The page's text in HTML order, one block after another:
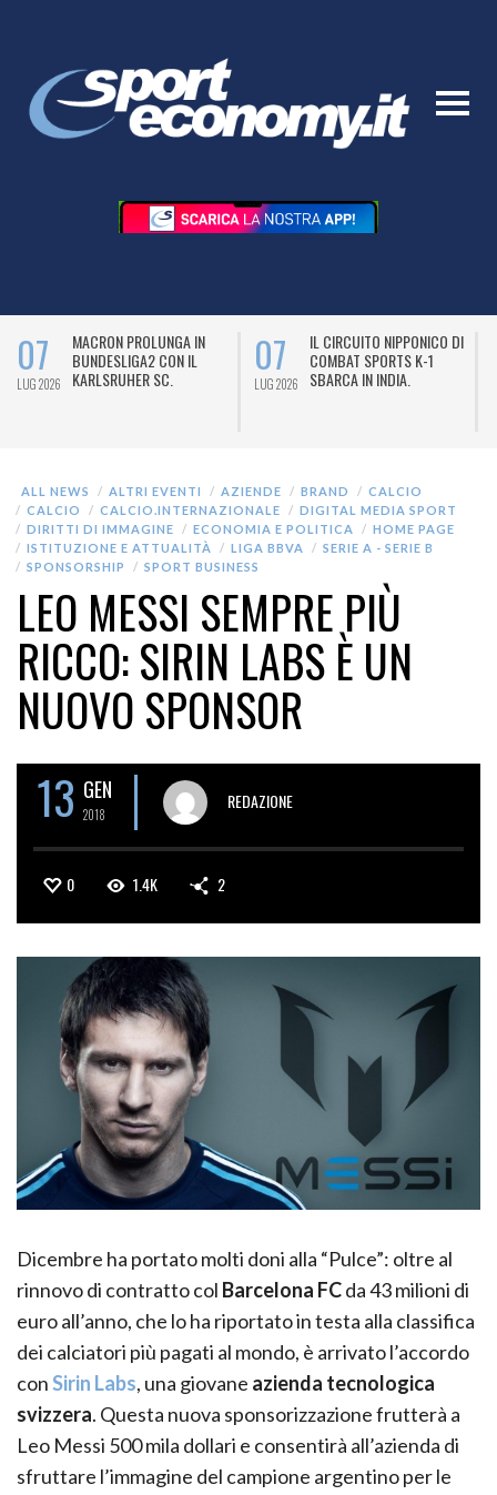
07
LUG 2026
MACRON PROLUNGA IN
BUNDESLIGA2 CON IL
KARLSRUHER SC.
07
LUG 2026
IL CIRCUITO NIPPONICO DI
COMBAT SPORTS K-1
SBARCA IN INDIA.
ALL NEWS ALTRI EVENTI AZIENDE BRAND
CALCIO
CALCIO
CALCIO.INTERNAZIONALE
DIGITAL MEDIA SPORT
DIRITTI DI IMMAGINE
ECONOMIA E POLITICA
HOME PAGE
ISTITUZIONE E ATTUALITÀ
LIGA BBVA
SERIE A - SERIE B
SPONSORSHIP
SPORT BUSINESS
LEO MESSI SEMPRE PIÙ
RICCO: SIRIN LABS È UN
NUOVO SPONSOR
13 GEN
2018
REDAZIONE
0 1.4K 2
Dicembre ha portato molti doni alla “Pulce”: oltre al
rinnovo di contratto col Barcelona FCda 43 milioni di
euro all’anno, che lo ha riportato in testa alla classifica
dei calciatori più pagati al mondo, è arrivato l’accordo
conSirin Labs, una giovane azienda tecnologica
svizzera. Questa nuova sponsorizzazione frutterà a
Leo Messi 500 mila dollari e consentirà all’azienda di
sfruttare l’immagine del campione argentino per le